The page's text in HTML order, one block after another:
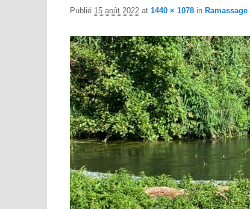
Publié 15 août 2022 at 1440 × 1078 in